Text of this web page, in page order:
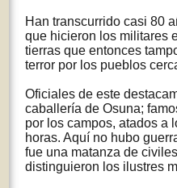
Han transcurrido casi 80
que hicieron los militares
tierras que entonces
terror por los pueblos
Oficiales de este
caballería de Osuna;
por los campos, atados a
horas. Aquí no hubo
fue una matanza de
distinguieron los ilustres